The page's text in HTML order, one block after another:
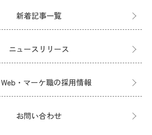
新着記事一覧
ニュースリリース
・マーケ職の採用情報
お問い合わせ